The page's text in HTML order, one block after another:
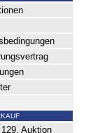
Auktion